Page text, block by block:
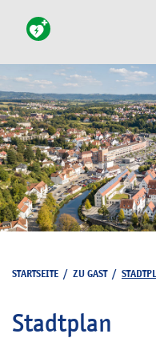
STARTSEITE / ZU GAST/
Stadtplan